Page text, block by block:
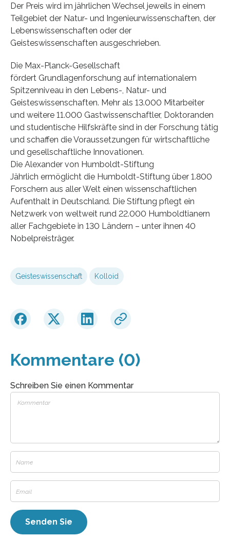
Der Preis wird im jährlichen Wechsel jeweils in einem
Teilgebiet der Natur- und Ingenieurwissenschaften, der
Lebenswissenschaften oder der
Geisteswissenschaften ausgeschrieben.
Die Max-Planck-Gesellschaft
fördert Grundlagenforschung auf internationalem
Spitzenniveau in den Lebens-, Natur- und
Geisteswissenschaften. Mehr als 13.000 Mitarbeiter
und weitere 11.000 Gastwissenschaftler, Doktoranden
und studentische Hilfskräfte sind in der Forschung tätig
und schaffen die Voraussetzungen für wirtschaftliche
und gesellschaftliche Innovationen.
Die Alexander von Humboldt-Stiftung
Jährlich ermöglicht die Humboldt-Stiftung über 1.800
Forschern aus aller Welt einen wissenschaftlichen
Aufenthalt in Deutschland. Die Stiftung pflegt ein
Netzwerk von weltweit rund 22.000 Humboldtianern
aller Fachgebiete in 130 Ländern – unter ihnen 40
Nobelpreisträger.
Geisteswissenschaft Kolloid
Kommentare (0)
Schreiben Sie einen Kommentar